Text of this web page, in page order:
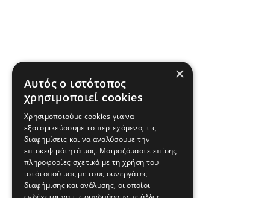
×
Αυτός ο ιστότοπος
χρησιμοποιεί cookies
Χρησιμοποιούμε cookies για να
εξατομικεύσουμε το περιεχόμενο, τις
διαφημίσεις και να αναλύσουμε την
επισκεψιμότητά μας. Μοιραζόμαστε επίσης
πληροφορίες σχετικά με τη χρήση του
ιστότοπού μας με τους συνεργάτες
διαφήμισης και ανάλυσης, οι οποίοι